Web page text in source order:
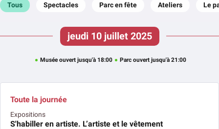
Tous Spectacles Parc en fête Ateliers Le
jeudi 10 juillet 2025
Musée ouvert jusqu'à 18:00 Parc ouvert jusqu'à 21:00
Toute la journée
Expositions
S'habiller en artiste. L’artiste et le vêtement